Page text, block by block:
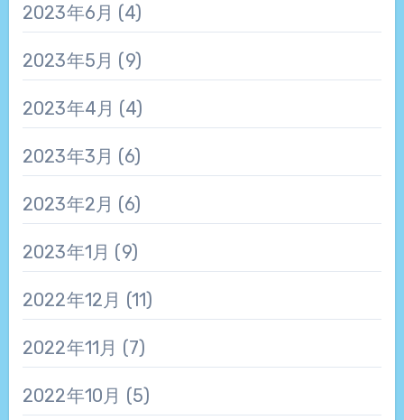
2023年6月 (4)
2023年5月 (9)
2023年4月 (4)
2023年3月 (6)
2023年2月 (6)
2023年1月 (9)
2022年12月 (11)
2022年11月 (7)
2022年10月 (5)